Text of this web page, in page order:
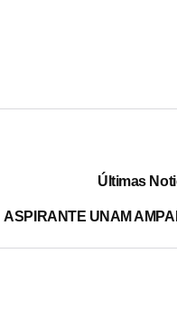
Últimas
ASPIRANTE UNAM